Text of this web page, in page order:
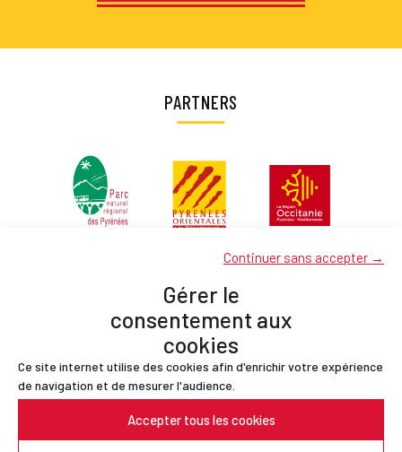
Gérer le
consentement aux
cookies
Ce site internet utilise des cookies afin d'enrichir votre expérience
de navigation et de mesurer l'audience.
Accepter tous les cookies
Continuer sans accepter →
PARTNERS
Partners
Contact
Legal Notices
Privacy Policy